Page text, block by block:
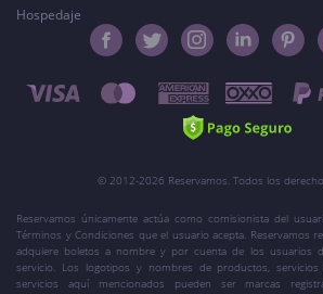
Hospedaje
© 2012-2026 Reservamos. Todos los
Reservamos únicamente actúa como comisionista del
Términos y Condiciones que el usuario acepta. Reservamos
adquiere boletos a nombre y por cuenta de los usuarios
servicio. Los logotipos y nombres de productos,
servicios aquí mencionados pueden ser marcas